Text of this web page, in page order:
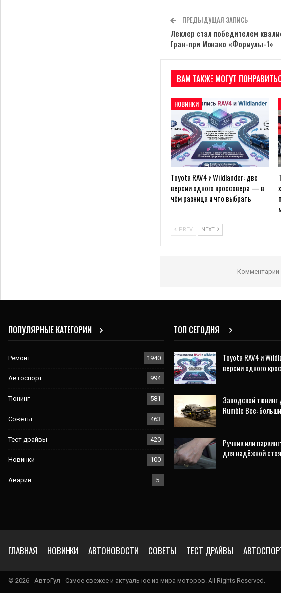
ПРЕДЫДУЩАЯ ЗАПИСЬ
Леклер стал победителем
Гран-при Монако «Формулы-1»
ВАМ ТАКЖЕ МОГУТ
НОВИНКИ
Toyota RAV4 и Wildlander: две
версии одного кроссовера — в
чём разница и что выбрать
PREV NEXT
ПОПУЛЯРНЫЕ КАТЕГОРИИ
Ремонт 1940
Автоспорт 994
Тюнинг 581
Советы 463
Тест драйвы 420
Новинки 100
Аварии 5
ТОП СЕГОДНЯ
Toyota RAV4 и
версии одного
Заводской тюнинг
Rumble Bee:
Ручник или
для надёжной
ГЛАВНАЯ НОВИНКИ АВТОНОВОСТИ СОВЕТЫ ТЕСТ ДРАЙВЫ
© 2026 - АвтоГул - Самое свежее и актуальное из мира моторов. All Rights Reserved.